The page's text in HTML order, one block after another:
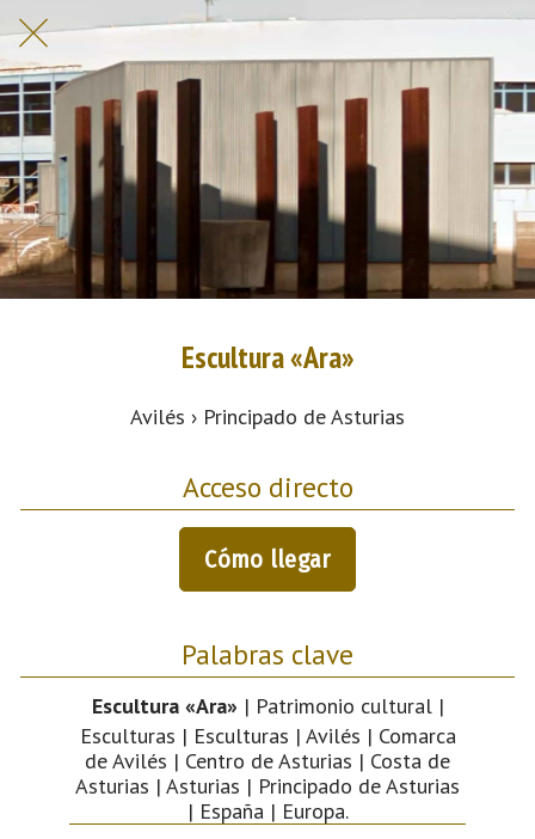
Escultura «Ara»
Avilés › Principado de Asturias
Acceso directo
Cómo llegar
Palabras clave
Escultura «Ara» | Patrimonio cultural |
Esculturas | Esculturas | Avilés | Comarca
de Avilés | Centro de Asturias | Costa de
Asturias | Asturias | Principado de Asturias
| España | Europa.